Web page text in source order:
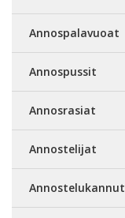
Annospalavuoat
Annospussit
Annosrasiat
Annostelijat
Annostelukannut